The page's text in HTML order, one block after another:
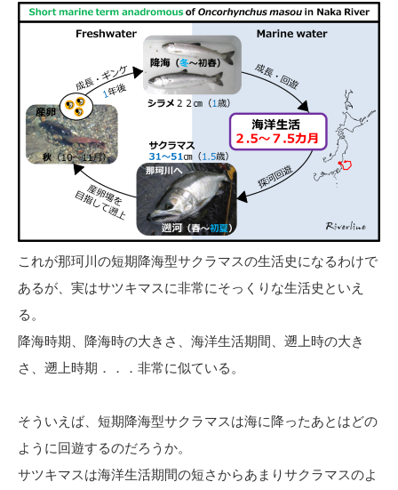
これが那珂川の短期降海型サクラマスの生活史になるわけで
あるが、実はサツキマスに非常にそっくりな生活史といえ
る。
降海時期、降海時の大きさ、海洋生活期間、遡上時の大き
さ、遡上時期．．．非常に似ている。
そういえば、短期降海型サクラマスは海に降ったあとはどの
ように回遊するのだろうか。
サツキマスは海洋生活期間の短さからあまりサクラマスのよ